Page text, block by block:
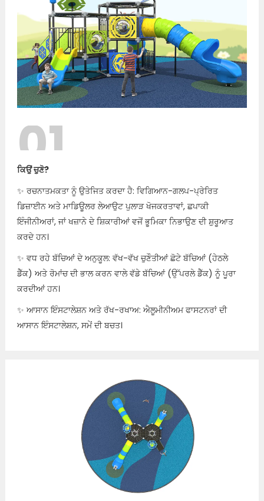
01
ਕਿਉਂ ਚੁਣੋ?
✨ ਰਚਨਾਤਮਕਤਾ ਨੂੰ ਉਤੇਜਿਤ ਕਰਦਾ ਹੈ: ਵਿਗਿਆਨ-ਗਲਪ-ਪ੍ਰੇਰਿਤ
ਡਿਜ਼ਾਈਨ ਅਤੇ ਮਾਡਿਊਲਰ ਲੇਆਉਟ ਪੁਲਾੜ ਖੋਜਕਰਤਾਵਾਂ, ਛਪਾਕੀ
ਇੰਜੀਨੀਅਰਾਂ, ਜਾਂ ਖਜ਼ਾਨੇ ਦੇ ਸ਼ਿਕਾਰੀਆਂ ਵਜੋਂ ਭੂਮਿਕਾ ਨਿਭਾਉਣ ਦੀ ਸ਼ੁਰੂਆਤ
ਕਰਦੇ ਹਨ।
✨ ਵਧ ਰਹੇ ਬੱਚਿਆਂ ਦੇ ਅਨੁਕੂਲ: ਵੱਖ-ਵੱਖ ਚੁਣੌਤੀਆਂ ਛੋਟੇ ਬੱਚਿਆਂ (ਹੇਠਲੇ
ਡੈੱਕ) ਅਤੇ ਰੋਮਾਂਚ ਦੀ ਭਾਲ ਕਰਨ ਵਾਲੇ ਵੱਡੇ ਬੱਚਿਆਂ (ਉੱਪਰਲੇ ਡੈੱਕ) ਨੂੰ ਪੂਰਾ
ਕਰਦੀਆਂ ਹਨ।
✨ ਆਸਾਨ ਇੰਸਟਾਲੇਸ਼ਨ ਅਤੇ ਰੱਖ-ਰਖਾਅ: ਐਲੂਮੀਨੀਅਮ ਫਾਸਟਨਰਾਂ ਦੀ
ਆਸਾਨ ਇੰਸਟਾਲੇਸ਼ਨ, ਸਮੇਂ ਦੀ ਬਚਤ।